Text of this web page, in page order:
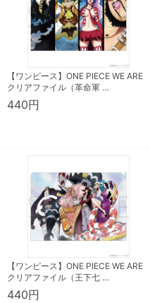
【ワンピース】ONE PIECE WE ARE
クリアファイル（革命軍 …
440円
【ワンピース】ONE PIECE WE ARE
クリアファイル（王下七 …
440円